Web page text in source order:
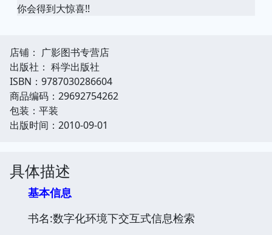
你会得到大惊喜!!
店铺： 广影图书专营店
出版社： 科学出版社
ISBN：9787030286604
商品编码：29692754262
包装：平装
出版时间：2010-09-01
具体描述
基本信息
书名:数字化环境下交互式信息检索